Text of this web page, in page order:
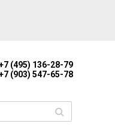
(495) 136-28-79
(903) 547-65-78